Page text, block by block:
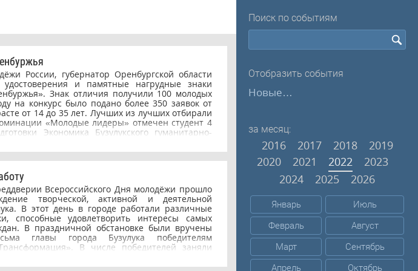
России, губернатор Оренбургской области
и памятные нагрудные знаки
Знак отличия получили 100 молодых
на конкурс было подано более 350 заявок от
от 14 до 35 лет. Лучших из лучших отбирали
«Молодые лидеры» отмечен студент 4
Экономика Бузулукского гуманитарно-
Во время награждения победителей
области Денис Паслер отметил, что именно
успешного развития всей России. — 100
молодёжи Оренбуржья собрались на одной
и, когда объявляли самые основные
брало чувство гордости за окружающих меня
— Пусть каждый год отмечаются только 100
однако людей достойных восхищения гораздо
день приходят новые люди, которые хотят
не всегда умещается в 35 лет. Поздравляем
побед!
Всероссийского Дня молодёжи прошло
творческой, активной и деятельной
В этот день в городе работали различные
способные удовлетворить интересы самых
В праздничной обстановке были вручены
главы города Бузулука победителям
В числе победителей заняли
Славина Ксения, Семёнова Мария и Цехан
Поиск по событиям
Отобразить события
Новые…
за месяц:
2016 2017 2018
2019
2020
2021 2022
2023
2024
2025 2026
Январь
Июль
Февраль
Август
Март
Сентябрь
Апрель
Октябрь